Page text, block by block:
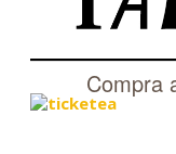
Compra